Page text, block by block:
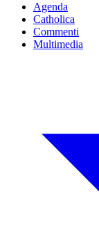
Agenda
Catholica
Commenti
Multimedia